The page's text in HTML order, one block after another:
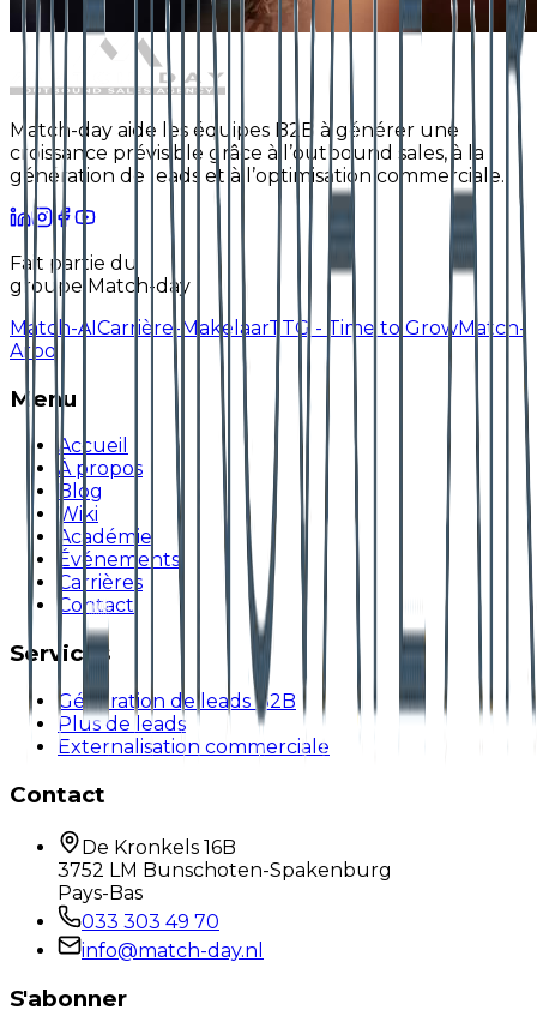
Match-day aide les équipes B2B à générer une
croissance prévisible grâce à l’outbound sales, à la
génération de leads et à l’optimisation commerciale.
Fait partie du
groupe Match-day
Match-AICarrière-MakelaarTTG - Time to GrowMatch-
Arbo
Menu
Accueil
À propos
Blog
Wiki
Académie
Événements
Carrières
Contact
Services
Génération de leads B2B
Plus de leads
Externalisation commerciale
Contact
De Kronkels 16B
3752 LM Bunschoten-Spakenburg
Pays-Bas
033 303 49 70
info@match-day.nl
S'abonner